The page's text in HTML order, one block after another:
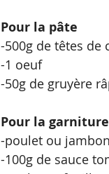
Pour la pâte
-500g de têtes de
-1 oeuf
-50g de gruyère
Pour la garniture
-poulet ou
-100g de sauce